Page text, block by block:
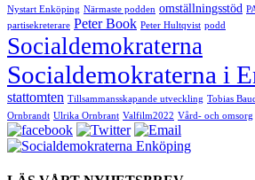
Nystart Enköping Närmaste podden omställningsstöd
partisekreterare Peter Book Peter Hultqvist podd
Socialdemokraterna
Socialdemokraterna i
stattomten Tillsammansskapande utveckling Tobias
Ornbrandt Ulrika Ornbrant Valfilm2022 Vård- och omsorg
Enköping